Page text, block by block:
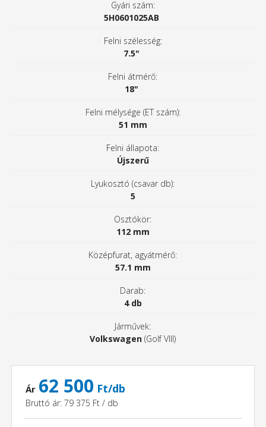
Gyári szám:
5H0601025AB
Felni szélesség:
7.5"
Felni átmérő:
18"
Felni mélysége (ET szám):
51 mm
Felni állapota:
Újszerű
Lyukosztó (csavar db):
5
Osztókör:
112 mm
Középfurat, agyátmérő:
57.1 mm
Darab:
4 db
Járművek:
Volkswagen (Golf VIII)
Ár 62 500 Ft/db
Bruttó ár: 79 375 Ft / db